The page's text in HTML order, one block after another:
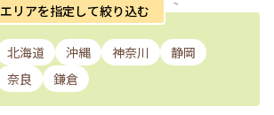
エリアを指定して絞り込む
北海道 沖縄 神奈川
静岡
奈良 鎌倉